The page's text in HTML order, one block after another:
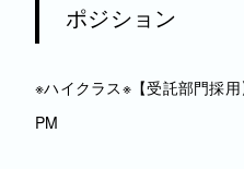
ポジション
※ハイクラス※【受託部門採
PM